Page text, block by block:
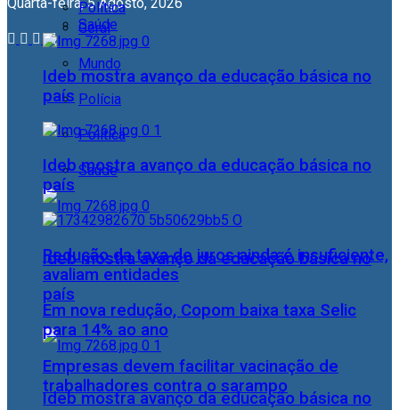
Geral
Mundo
Polícia
Política
Saúde
Ideb mostra avanço da educação básica no
país
Ideb mostra avanço da educação básica no
Política
Saúde
Ideb mostra avanço da educação básica no
país
Ideb mostra avanço da educação básica no
país
Redução da taxa de juros ainda é insuficiente,
avaliam entidades
Em nova redução, Copom baixa taxa Selic
para 14% ao ano
Empresas devem facilitar vacinação de
trabalhadores contra o sarampo